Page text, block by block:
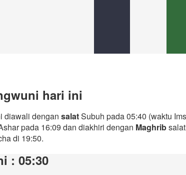
hari ini
diawali dengan salatSubuh pada 05:40 (waktu
pada 16:09 dan diakhiri dengan Maghrib
di 19:50.
: 05:30